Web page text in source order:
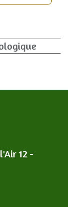
12 -